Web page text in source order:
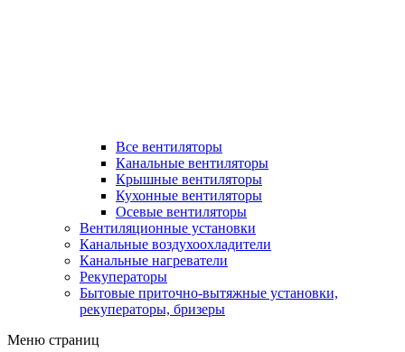
Все вентиляторы
Канальные вентиляторы
Крышные вентиляторы
Кухонные вентиляторы
Осевые вентиляторы
Вентиляционные установки
Канальные воздухоохладители
Канальные нагреватели
Рекуператоры
Бытовые приточно-вытяжные установки,
рекуператоры, бризеры
Меню страниц